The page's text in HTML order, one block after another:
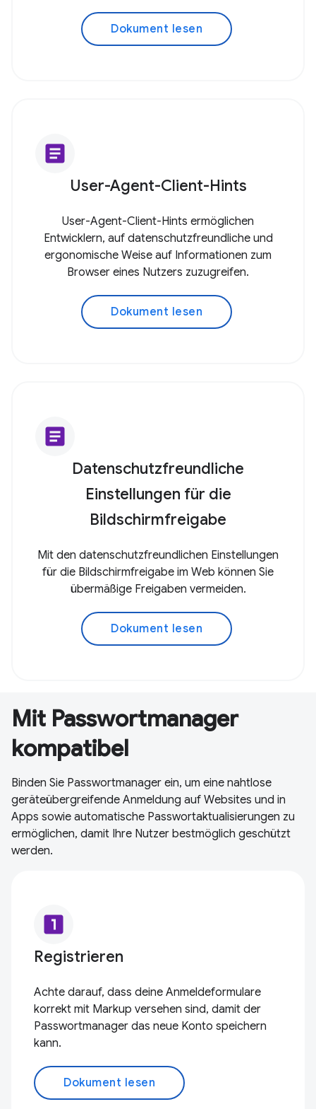
Dokument lesen
article
User-Agent-Client-Hints
User-Agent-Client-Hints ermöglichen
Entwicklern, auf datenschutzfreundliche und
ergonomische Weise auf Informationen zum
Browser eines Nutzers zuzugreifen.
Dokument lesen
article
Datenschutzfreundliche
Einstellungen für die
Bildschirmfreigabe
Mit den datenschutzfreundlichen Einstellungen
für die Bildschirmfreigabe im Web können Sie
übermäßige Freigaben vermeiden.
Dokument lesen
Mit Passwortmanager
kompatibel
Binden Sie Passwortmanager ein, um eine nahtlose
geräteübergreifende Anmeldung auf Websites und in
Apps sowie automatische Passwortaktualisierungen zu
ermöglichen, damit Ihre Nutzer bestmöglich geschützt
werden.
looks_one
Registrieren
Achte darauf, dass deine Anmeldeformulare
korrekt mit Markup versehen sind, damit der
Passwortmanager das neue Konto speichern
kann.
Dokument lesen